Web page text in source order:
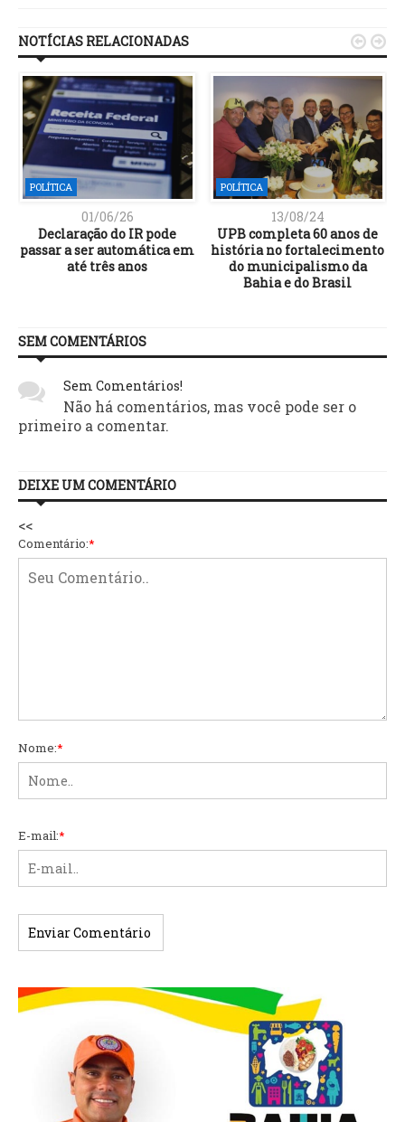
NOTÍCIAS RELACIONADAS
POLÍTICA
01/06/26
Declaração do IR pode
passar a ser automática em
até três anos
POLÍTICA
13/08/24
UPB completa 60 anos de
história no fortalecimento
do municipalismo da
Bahia e do Brasil
 
SEM COMENTÁRIOS
Sem Comentários!
Não há comentários, mas você pode ser o
primeiro a comentar.
DEIXE UM COMENTÁRIO
<<
Comentário:*
Nome:*
E-mail:*